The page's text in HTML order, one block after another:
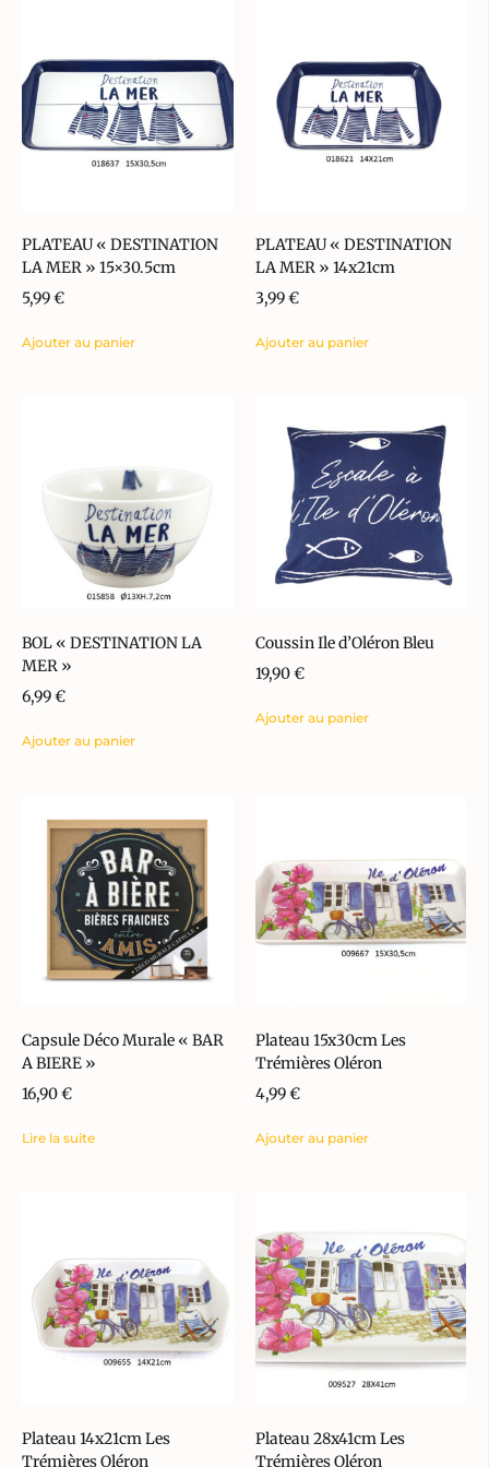
PLATEAU « DESTINATION
LA MER » 15×30.5cm
5,99€
Ajouter au panier
PLATEAU « DESTINATION
LA MER » 14x21cm
3,99€
Ajouter au panier
BOL « DESTINATION LA
MER »
6,99€
Ajouter au panier
Coussin Ile d’Oléron Bleu
19,90€
Ajouter au panier
Capsule Déco Murale « BAR
A BIERE »
16,90€
Lire la suite
Plateau 15x30cm Les
Trémières Oléron
4,99€
Ajouter au panier
Plateau 14x21cm Les
Trémières Oléron
Plateau 28x41cm Les
Trémières Oléron